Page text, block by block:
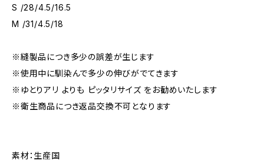
S /28/4.5/16.5
M /31/4.5/18
※縫製品につき多少の誤差が生じます
※使用中に馴染んで多少の伸びがでてきます
※ゆとりアリ よりも ピッタリサイズ をお勧めいたします
※衛生商品につき返品交換不可となります
素材：生産国